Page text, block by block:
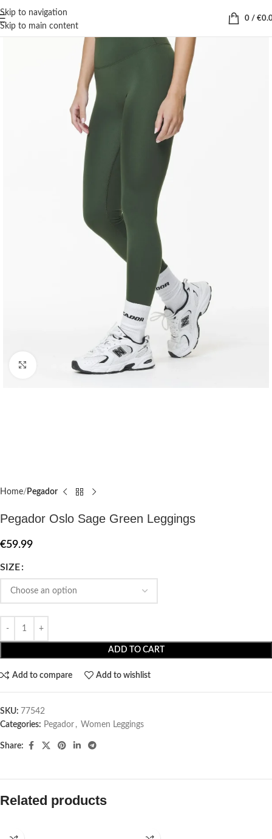
Skip to navigation
Skip to main content
0 / €
Click to enlarge
Home Pegador​
Pegador Oslo Sage Green Leggings
€59.99
SIZE
ADD TO CART
Add to compare Add to wishlist
SKU: 77542
Categories: Pegador​ , Women Leggings
Share:
Related products